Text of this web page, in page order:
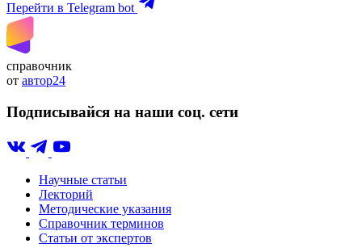
Перейти в Telegram bot
справочник
от автор24
Подписывайся на наши соц. сети
Научные статьи
Лекторий
Методические указания
Справочник терминов
Статьи от экспертов